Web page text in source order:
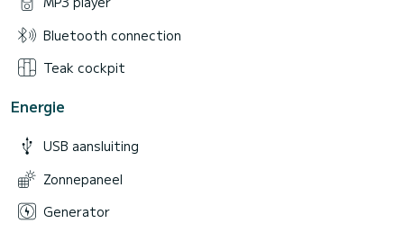
Bluetooth connection
Teak cockpit
Energie
USB aansluiting
Zonnepaneel
Generator